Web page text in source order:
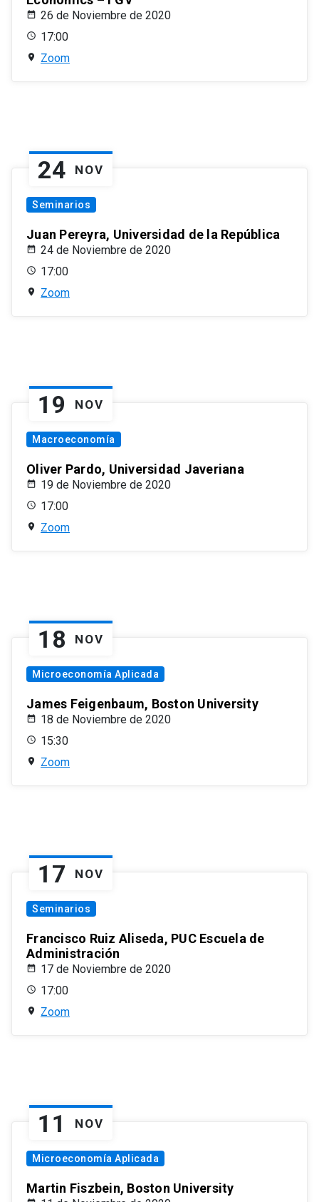
26 de Noviembre de 2020
17:00
Zoom
24 NOV
Seminarios
Juan Pereyra, Universidad de la República
24 de Noviembre de 2020
17:00
Zoom
19 NOV
Macroeconomía
Oliver Pardo, Universidad Javeriana
19 de Noviembre de 2020
17:00
Zoom
18 NOV
Microeconomía Aplicada
James Feigenbaum, Boston University
18 de Noviembre de 2020
15:30
Zoom
17 NOV
Seminarios
Francisco Ruiz Aliseda, PUC Escuela de
Administración
17 de Noviembre de 2020
17:00
Zoom
11 NOV
Microeconomía Aplicada
Martin Fiszbein, Boston University